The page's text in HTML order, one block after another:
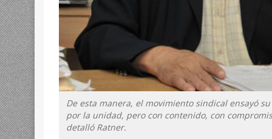
De esta manera, el movimiento sindical ensayó
por la unidad, pero con contenido, con
detalló Ratner.